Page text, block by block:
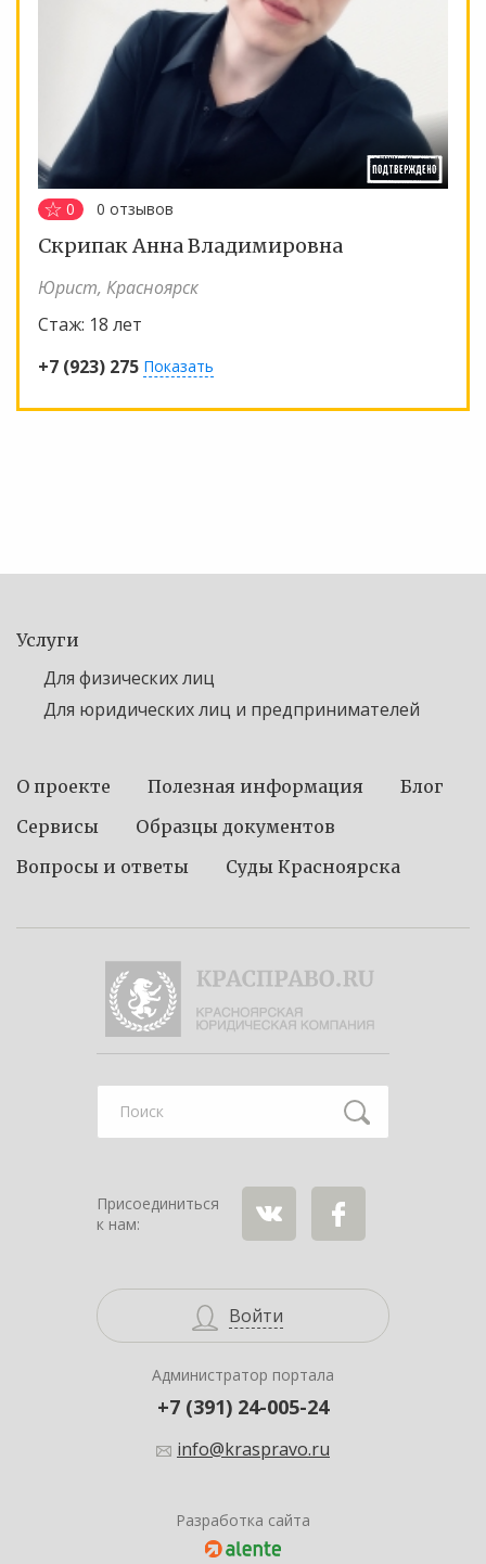
0 0 отзывов
Скрипак Анна Владимировна
Юрист, Красноярск
Стаж: 18 лет
+7 (923) 275 Показать
Услуги
Для физических лиц
Для юридических лиц и предпринимателей
О проекте Полезная информация
Блог
Сервисы
Образцы документов
Вопросы и ответы
Суды Красноярска
Присоединиться
к нам:
Войти
Администратор портала
+7 (391) 24-005-24
info@kraspravo.ru
Разработка сайта